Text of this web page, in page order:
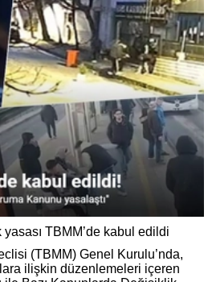
TBMM’de kabul edildi
(TBMM) Genel Kurulu’nda,
ilişkin düzenlemeleri içeren